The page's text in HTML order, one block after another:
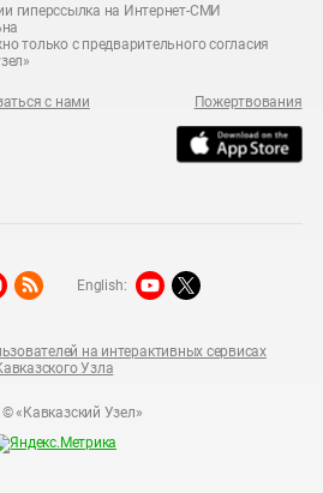
гиперссылка на Интернет-СМИ
только с предварительного согласия
с нами Пожертвования
«Кавказский Узел»
на интерактивных сервисах
Узла
English: